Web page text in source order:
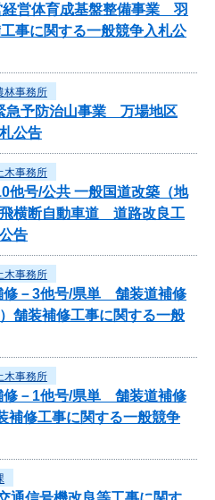
営体育成基盤整備事業 羽
事に関する一般競争入札公
林事務所
急予防治山事業 万場地区
公告
木事務所
他号/公共 一般国道改築（地
横断自動車道 道路改良工
告
木事務所
修－3他号/県単 舗装道補修
舗装補修工事に関する一般
木事務所
修－1他号/県単 舗装道補修
補修工事に関する一般競争